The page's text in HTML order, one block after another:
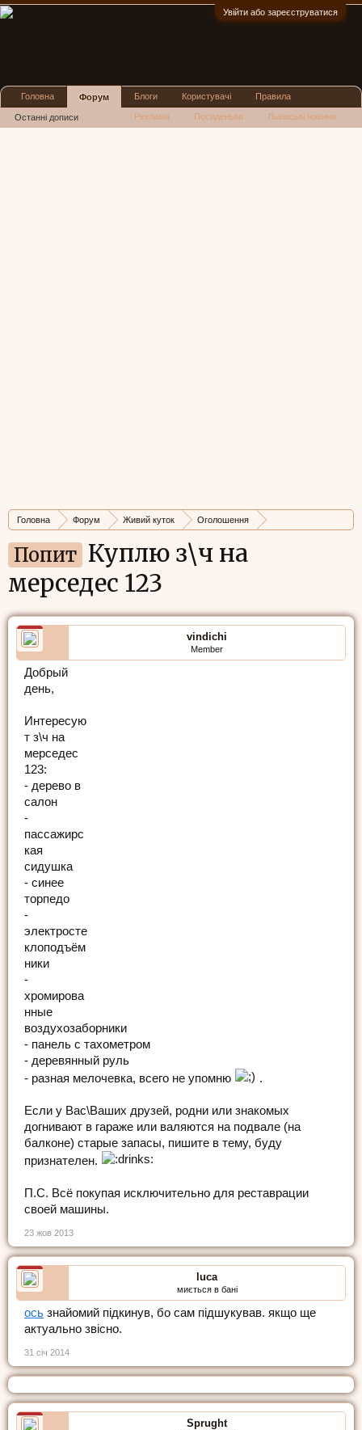
Увійти або зареєструватися
Головна Форум Живий куток
Оголошення
Попит Куплю з\ч на
мерседес 123
vindichi
Member
Добрый
день,
Интересую
т з\ч на
мерседес
123:
- дерево в
салон
-
пассажирс
кая
сидушка
- синее
торпедо
-
электросте
клоподъём
ники
-
хромирова
нные
воздухозаборники
- панель с тахометром
- деревянный руль
- разная мелочевка, всего не упомню
.
Если у Вас\Ваших друзей, родни или знакомых
догнивают в гараже или валяются на подвале (на
балконе) старые запасы, пишите в тему, буду
признателен.
П.С. Всё покупая исключительно для реставрации
своей машины.
23 жов 2013
luca
миється в бані
ось знайомий підкинув, бо сам підшукував. якщо ще
актуально звісно.
31 січ 2014
Sprught
Головна Форум
Останні дописи
Блоги Користувачі Правила
Реклама Посиденьки Львівські новини